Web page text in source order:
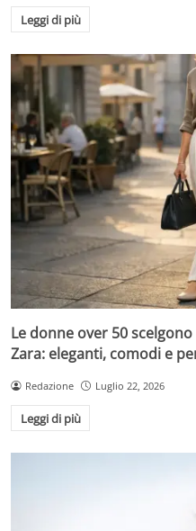
Leggi di più
Le donne over 50
Zara: eleganti, comodi e
Redazione Luglio 22, 2026
Leggi di più